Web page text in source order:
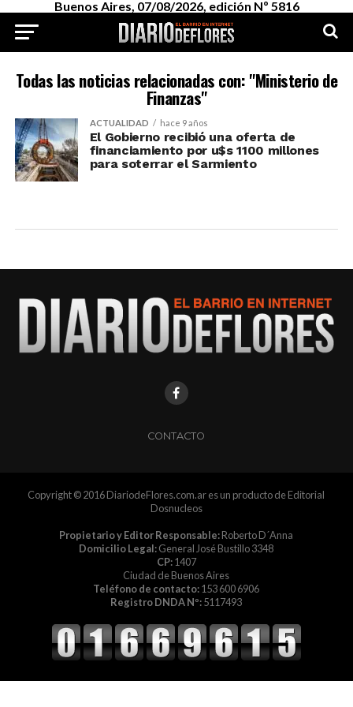
Buenos Aires, 07/08/2026, edición Nº 5816
Todas las noticias relacionadas con: "Ministerio de
Finanzas"
ACTUALIDAD hace 9 años
El Gobierno recibió una oferta de
financiamiento por u$s 1100 millones
para soterrar el Sarmiento
CONTACTO
Copyright © 2016 DiariodeFlores.com.ar es un producto de Editorial
Dosnucleos
Propietario y Editor Responsable:Roberto D´Anna
Domicilio Legal:General José Bustillo 3348
CP:1407
Ciudad de Buenos Aires
Teléfono de contacto:153 600 6906
Registro DNDA Nº:5117493